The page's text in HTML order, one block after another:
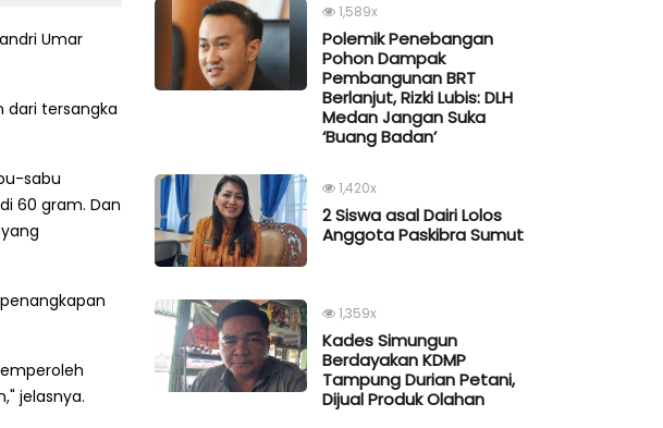
Umar
dari tersangka
sabu
60 gram. Dan
jelasnya.
1,589x
Polemik Penebangan
Pohon Dampak
Pembangunan BRT
Berlanjut, Rizki Lubis: DLH
Medan Jangan Suka
‘Buang Badan’
1,420x
2 Siswa asal Dairi Lolos
Anggota Paskibra Sumut
1,359x
Kades Simungun
Berdayakan KDMP
Tampung Durian Petani,
Dijual Produk Olahan